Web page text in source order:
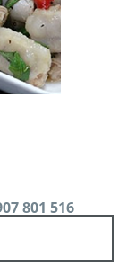
801 516